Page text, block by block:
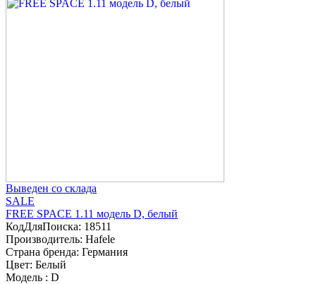
Выведен со склада
SALE
FREE SPACE 1.11 модель D, белый
КодДляПоиска: 18511
Производитель: Hafele
Страна бренда: Германия
Цвет: Белый
Модель : D